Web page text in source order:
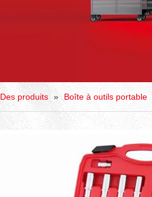
Des produits » Boîte à outils portable